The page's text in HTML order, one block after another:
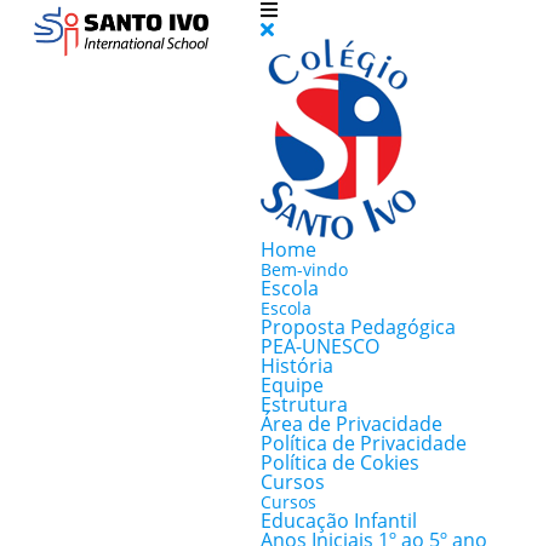
Home
Bem-vindo
Escola
Escola
Proposta Pedagógica
PEA-UNESCO
História
Equipe
Estrutura
Área de Privacidade
Política de Privacidade
Política de Cokies
Cursos
Cursos
Educação Infantil
Anos Iniciais 1º ao 5º ano